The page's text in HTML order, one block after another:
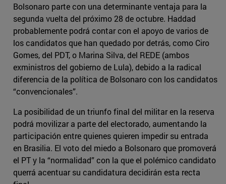
Bolsonaro parte con una determinante ventaja para la
segunda vuelta del próximo 28 de octubre. Haddad
probablemente podrá contar con el apoyo de varios de
los candidatos que han quedado por detrás, como Ciro
Gomes, del PDT, o Marina Silva, del REDE (ambos
exministros del gobierno de Lula), debido a la radical
diferencia de la política de Bolsonaro con los candidatos
“convencionales”.
La posibilidad de un triunfo final del militar en la reserva
podrá movilizar a parte del electorado, aumentando la
participación entre quienes quieren impedir su entrada
en Brasilia. El voto del miedo a Bolsonaro que promoverá
el PT y la “normalidad” con la que el polémico candidato
querrá acentuar su candidatura decidirán esta recta